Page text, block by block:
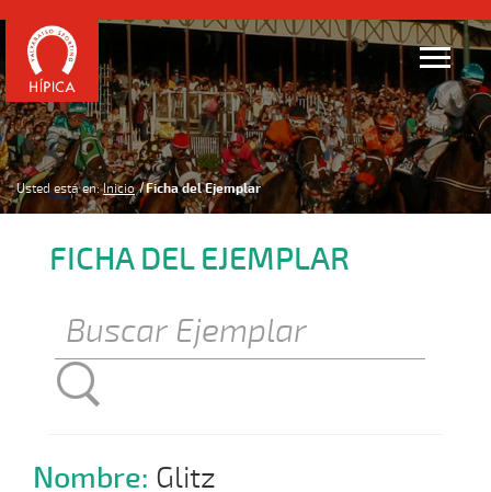
Usted está en: Inicio Ficha del Ejemplar
FICHA DEL EJEMPLAR
Nombre: Glitz